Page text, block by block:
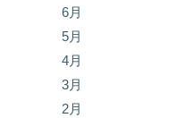
6月
5月
4月
3月
2月